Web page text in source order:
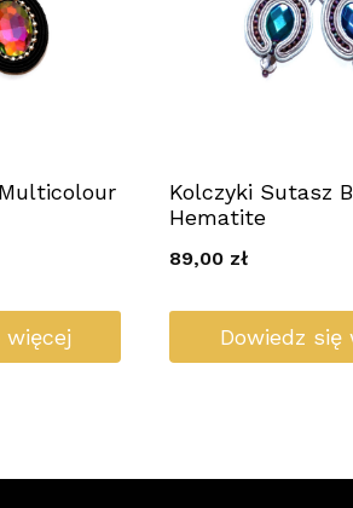
więcej
Kolczyki Sutasz
Hematite
89,00 zł
Dowiedz się